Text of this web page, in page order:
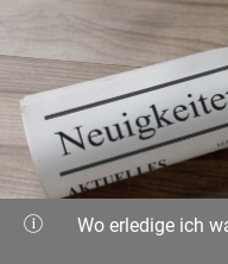
Wo erledige ich